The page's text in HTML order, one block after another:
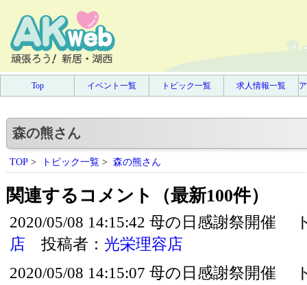
Top イベント一覧 トピック一覧 求人情報一覧
森の熊さん
TOP > トピック一覧 > 森の熊さん
関連するコメント（最新100件）
2020/05/08 14:15:42 母の日感謝祭開催
店 投稿者： 光栄理容店
2020/05/08 14:15:07 母の日感謝祭開催